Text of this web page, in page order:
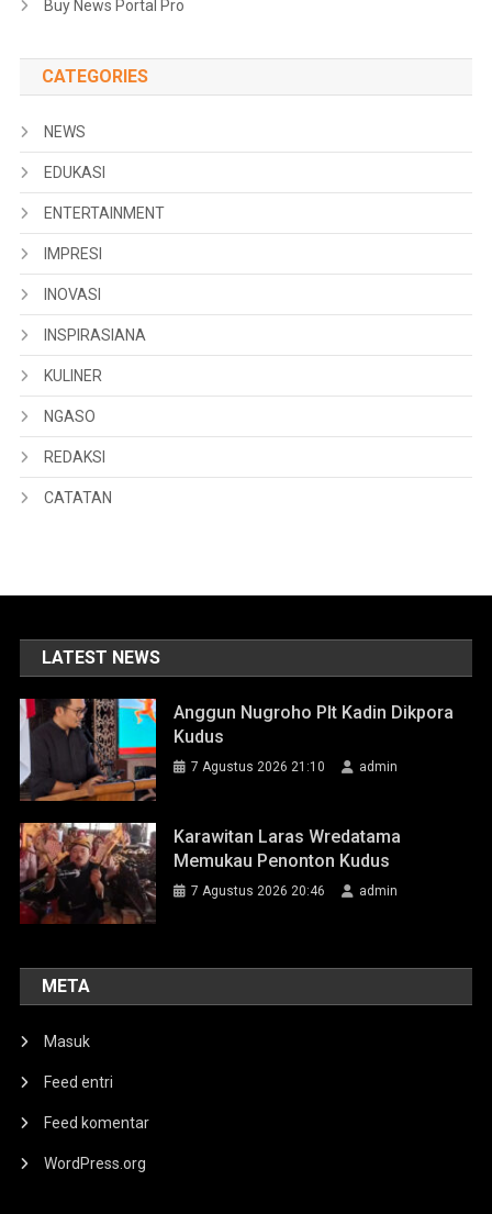
Buy News Portal Pro
CATEGORIES
NEWS
EDUKASI
ENTERTAINMENT
IMPRESI
INOVASI
INSPIRASIANA
KULINER
NGASO
REDAKSI
CATATAN
LATEST NEWS
Anggun Nugroho Plt Kadin Dikpora
Kudus
7 Agustus 2026 21:10 admin
Karawitan Laras Wredatama
Memukau Penonton Kudus
7 Agustus 2026 20:46 admin
META
Masuk
Feed entri
Feed komentar
WordPress.org